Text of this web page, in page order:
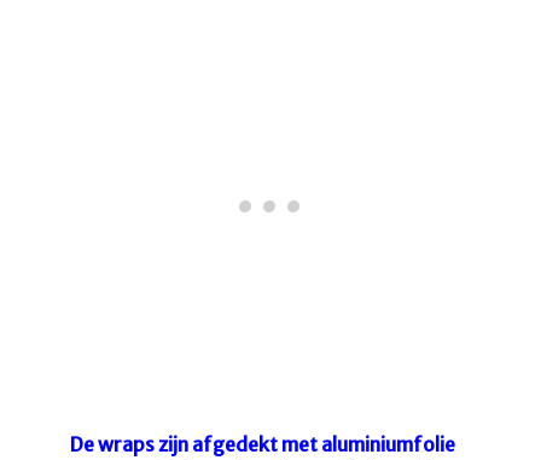
De wraps zijn afgedekt met aluminiumfolie